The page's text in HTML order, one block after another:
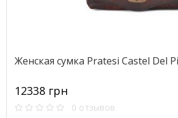
Женская сумка Pratesi Castel Del
12338 грн
0 отзывов